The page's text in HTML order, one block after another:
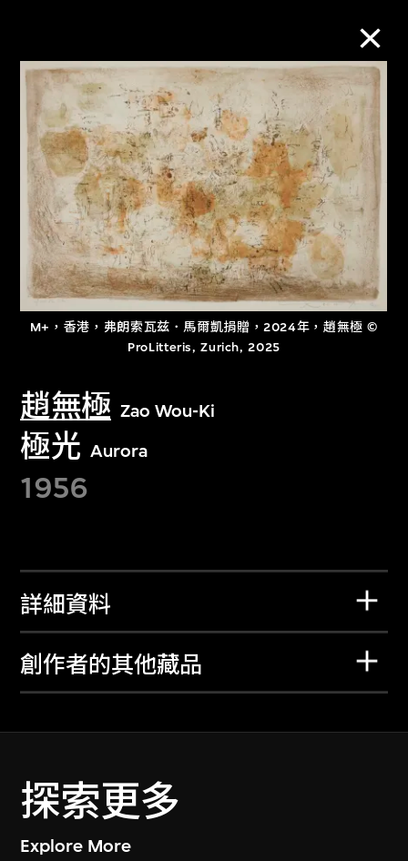
M+，香港，弗朗索瓦兹．馬爾凱捐贈，2024年，趙無極 ©
ProLitteris, Zurich, 2025
趙無極 Zao Wou-Ki
極光 Aurora
1956
詳細資料
創作者的其他藏品
探索更多
Explore More
M+藏品
進一步篩選 搜索
關於M+藏品
探索世界頂級的二十及二十一世紀視覺